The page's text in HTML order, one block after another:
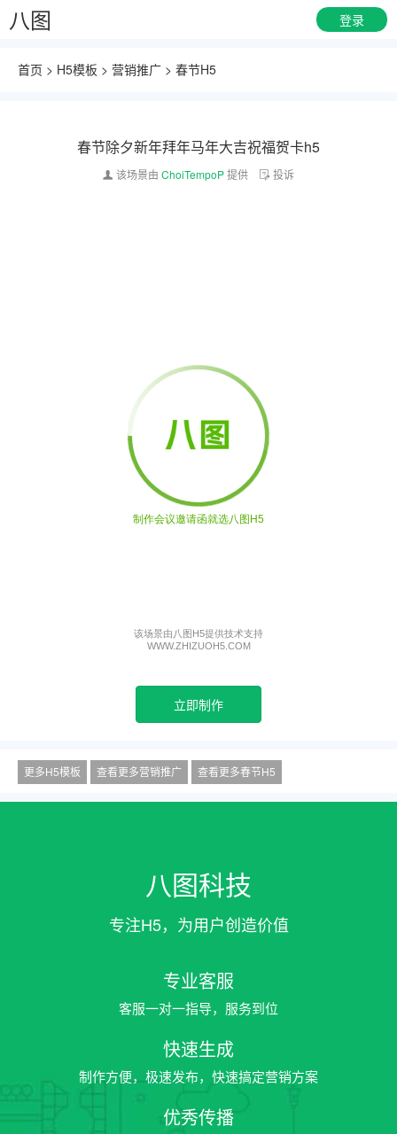
八图 登录
首页 > H5模板 > 营销推广 > 春节H5
春节除夕新年拜年马年大吉祝福贺卡h5
该场景由 ChoiTempoP提供 投诉
立即制作
更多H5模板 查看更多营销推广 查看更多春节H5
八图科技
专注H5，为用户创造价值
专业客服
客服一对一指导，服务到位
快速生成
制作方便，极速发布，快速搞定营销方案
优秀传播